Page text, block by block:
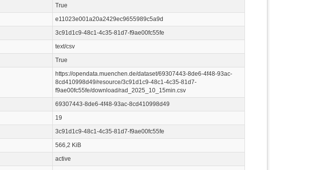
True
e11023e001a20a2429ec9655989c5a9d
3c91d1c9-48c1-4c35-81d7-f9ae00fc55fe
text/csv
True
https://opendata.muenchen.de/dataset/69307443-8de6-4f48-93ac-
8cd410998d49/resource/3c91d1c9-48c1-4c35-81d7-
f9ae00fc55fe/download/rad_2025_10_15min.csv
69307443-8de6-4f48-93ac-8cd410998d49
19
3c91d1c9-48c1-4c35-81d7-f9ae00fc55fe
566,2 KiB
active